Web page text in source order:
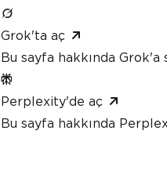
Grok'ta aç
Bu sayfa hakkında Grok'a
Perplexity'de aç
Bu sayfa hakkında